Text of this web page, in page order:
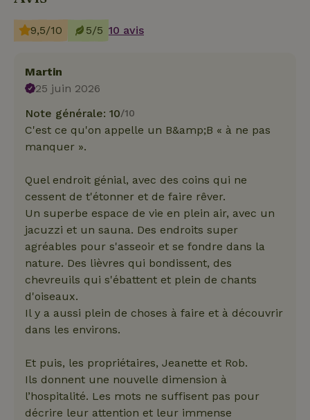
9,5/10 5/5 10 avis
Martin
25 juin 2026
Note générale: 10/10
C'est ce qu'on appelle un B&amp;B « à ne pas
manquer ».
Quel endroit génial, avec des coins qui ne
cessent de t'étonner et de faire rêver.
Un superbe espace de vie en plein air, avec un
jacuzzi et un sauna. Des endroits super
agréables pour s'asseoir et se fondre dans la
nature. Des lièvres qui bondissent, des
chevreuils qui s'ébattent et plein de chants
d'oiseaux.
Il y a aussi plein de choses à faire et à découvrir
dans les environs.
Et puis, les propriétaires, Jeanette et Rob.
Ils donnent une nouvelle dimension à
l’hospitalité. Les mots ne suffisent pas pour
décrire leur attention et leur immense